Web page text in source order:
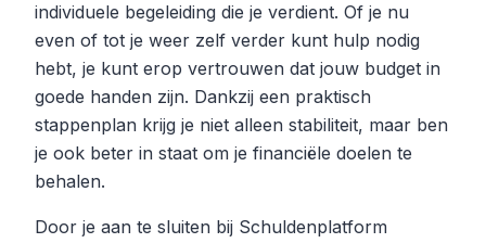
individuele begeleiding die je verdient. Of je nu
even of tot je weer zelf verder kunt hulp nodig
hebt, je kunt erop vertrouwen dat jouw budget in
goede handen zijn. Dankzij een praktisch
stappenplan krijg je niet alleen stabiliteit, maar ben
je ook beter in staat om je financiële doelen te
behalen.
Door je aan te sluiten bij Schuldenplatform